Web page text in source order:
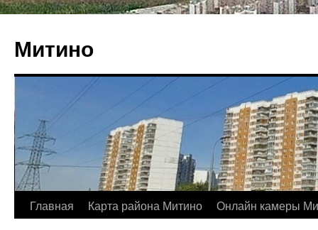
Митино
Главная Карта района Митино Онлайн камеры